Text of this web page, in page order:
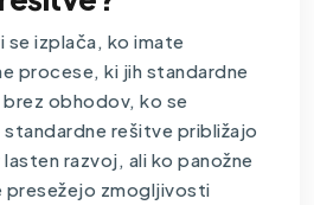
se izplača, ko imate
procese, ki jih standardne
obhodov, ko se
standardne rešitve približajo
razvoj, ali ko panožne
presežejo zmogljivosti